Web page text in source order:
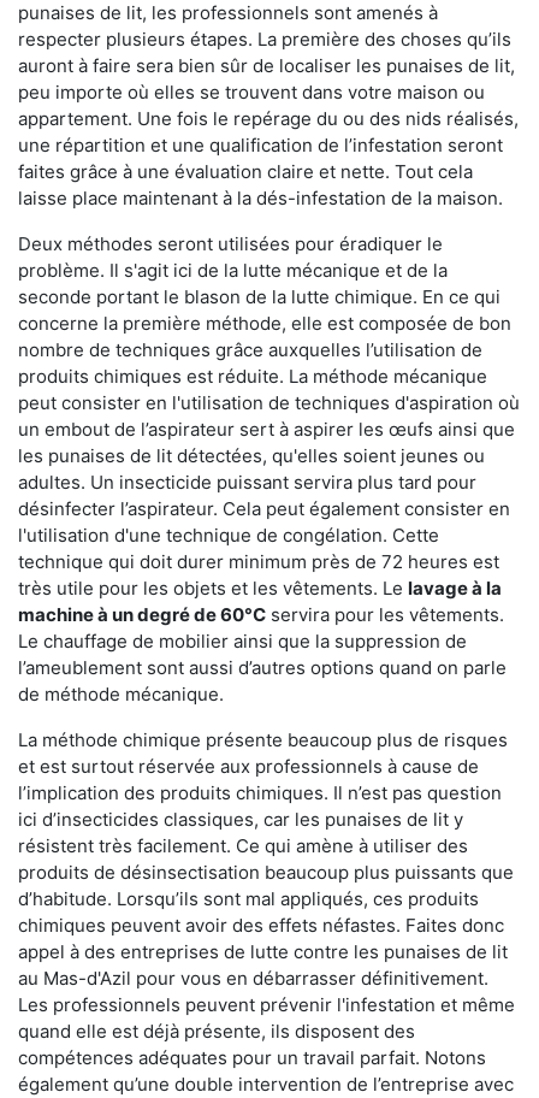
punaises de lit, les professionnels sont amenés à
respecter plusieurs étapes. La première des choses qu’ils
auront à faire sera bien sûr de localiser les punaises de lit,
peu importe où elles se trouvent dans votre maison ou
appartement. Une fois le repérage du ou des nids réalisés,
une répartition et une qualification de l’infestation seront
faites grâce à une évaluation claire et nette. Tout cela
laisse place maintenant à la dés-infestation de la maison.
Deux méthodes seront utilisées pour éradiquer le
problème. Il s'agit ici de la lutte mécanique et de la
seconde portant le blason de la lutte chimique. En ce qui
concerne la première méthode, elle est composée de bon
nombre de techniques grâce auxquelles l’utilisation de
produits chimiques est réduite. La méthode mécanique
peut consister en l'utilisation de techniques d'aspiration où
un embout de l’aspirateur sert à aspirer les œufs ainsi que
les punaises de lit détectées, qu'elles soient jeunes ou
adultes. Un insecticide puissant servira plus tard pour
désinfecter l’aspirateur. Cela peut également consister en
l'utilisation d'une technique de congélation. Cette
technique qui doit durer minimum près de 72 heures est
très utile pour les objets et les vêtements. Le lavage à la
machine à un degré de 60°C servira pour les vêtements.
Le chauffage de mobilier ainsi que la suppression de
l’ameublement sont aussi d’autres options quand on parle
de méthode mécanique.
La méthode chimique présente beaucoup plus de risques
et est surtout réservée aux professionnels à cause de
l’implication des produits chimiques. Il n’est pas question
ici d’insecticides classiques, car les punaises de lit y
résistent très facilement. Ce qui amène à utiliser des
produits de désinsectisation beaucoup plus puissants que
d’habitude. Lorsqu’ils sont mal appliqués, ces produits
chimiques peuvent avoir des effets néfastes. Faites donc
appel à des entreprises de lutte contre les punaises de lit
au Mas-d'Azil pour vous en débarrasser définitivement.
Les professionnels peuvent prévenir l'infestation et même
quand elle est déjà présente, ils disposent des
compétences adéquates pour un travail parfait. Notons
également qu’une double intervention de l’entreprise avec